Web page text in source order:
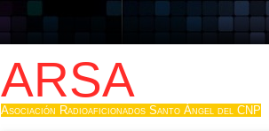
ARSA
Asociación Radioaficionados Santo Ángel del CNP